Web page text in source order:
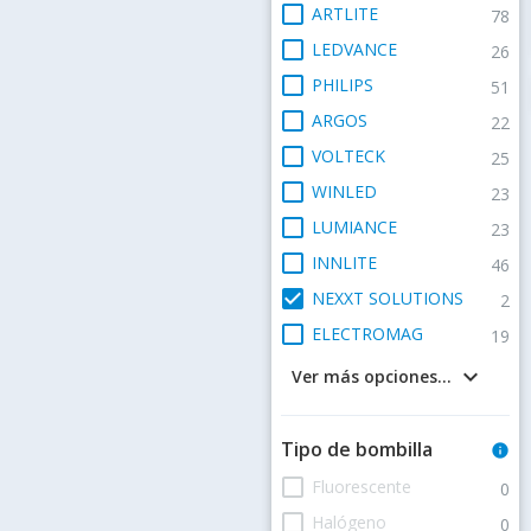
check_box_outline_blank ARTLITE 78
check_box_outline_blank LEDVANCE 26
check_box_outline_blank PHILIPS 51
check_box_outline_blank ARGOS 22
check_box_outline_blank VOLTECK 25
check_box_outline_blank WINLED 23
check_box_outline_blank LUMIANCE 23
check_box_outline_blank INNLITE 46
check_box NEXXT SOLUTIONS 2
check_box_outline_blank ELECTROMAG 19
keyboard_arrow_down
Ver más opciones...
Tipo de bombilla info
check_box_outline_blank Fluorescente 0
check_box_outline_blank Halógeno 0